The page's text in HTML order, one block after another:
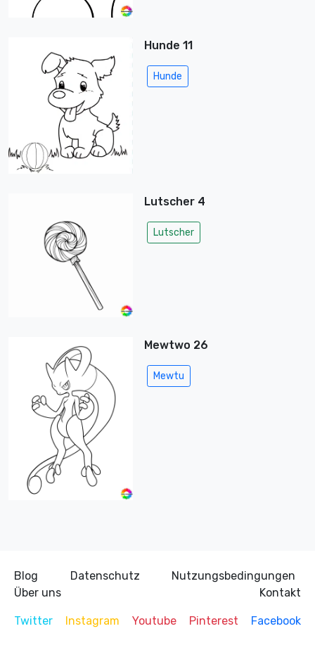
Hunde 11
Hunde
Lutscher 4
Lutscher
Mewtwo 26
Mewtu
Blog Datenschutz
Nutzungsbedingungen
Über uns
Kontakt
Twitter Instagram Youtube Pinterest Facebook